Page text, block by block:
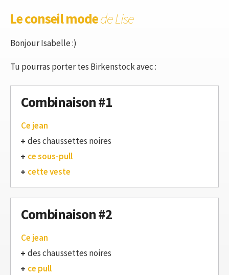
Le conseil modede Lise
Bonjour Isabelle :)
Tu pourras porter tes Birkenstock avec :
Combinaison #1
Ce jean
des chaussettes noires
ce sous-pull
cette veste
Combinaison #2
Ce jean
des chaussettes noires
ce pull